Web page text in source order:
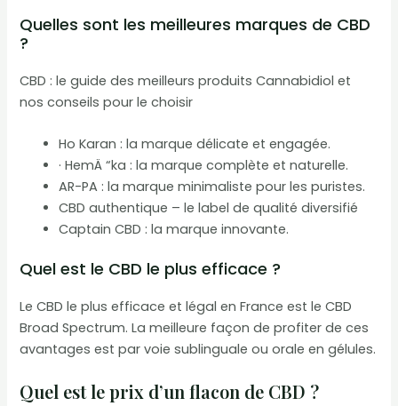
Quelles sont les meilleures marques de CBD
?
CBD : le guide des meilleurs produits Cannabidiol et
nos conseils pour le choisir
Ho Karan : la marque délicate et engagée.
· HemÄ “ka : la marque complète et naturelle.
AR-PA : la marque minimaliste pour les puristes.
CBD authentique – le label de qualité diversifié
Captain CBD : la marque innovante.
Quel est le CBD le plus efficace ?
Le CBD le plus efficace et légal en France est le CBD
Broad Spectrum. La meilleure façon de profiter de ces
avantages est par voie sublinguale ou orale en gélules.
Quel est le prix d’un flacon de CBD ?